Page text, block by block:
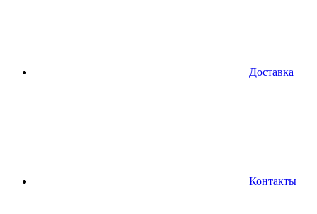
Доставка
Контакты